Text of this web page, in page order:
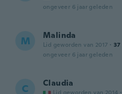
ongeveer 6 jaar geleden
M Malinda
Lid geworden van 2017 · 37
ongeveer 6 jaar geleden
C Claudia